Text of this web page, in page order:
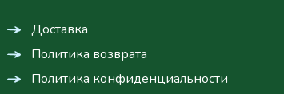
Доставка
Политика возврата
Политика конфиденциальности